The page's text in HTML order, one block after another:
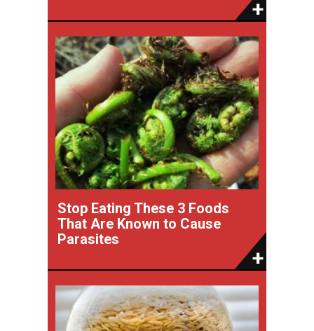
Stop Eating These 3 Foods
That Are Known to Cause
Parasites